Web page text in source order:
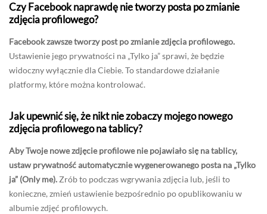
Czy Facebook naprawdę nie tworzy posta po zmianie
zdjęcia profilowego?
Facebook zawsze tworzy post po zmianie zdjęcia profilowego.
Ustawienie jego prywatności na „Tylko ja” sprawi, że będzie
widoczny wyłącznie dla Ciebie. To standardowe działanie
platformy, które można kontrolować.
Jak upewnić się, że nikt nie zobaczy mojego nowego
zdjęcia profilowego na tablicy?
Aby Twoje nowe zdjęcie profilowe nie pojawiało się na tablicy,
ustaw prywatność automatycznie wygenerowanego posta na „Tylko
ja” (Only me). Zrób to podczas wgrywania zdjęcia lub, jeśli to
konieczne, zmień ustawienie bezpośrednio po opublikowaniu w
albumie zdjęć profilowych.